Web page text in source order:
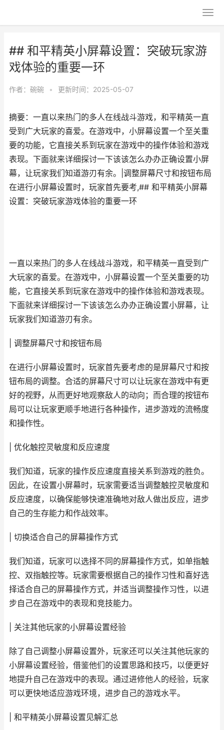
## 和平精英小屏幕设置：突破玩家游
戏体验的重要一环
作者： 碗碗 • 更新时间：2025-05-07
摘要：一直以来热门的多人在线战斗游戏，和平精英一直
受到广大玩家的喜爱。在游戏中，小屏幕设置一个至关重
要的功能，它直接关系到玩家在游戏中的操作体验和游戏
表现。下面就来详细探讨一下该该怎么办办正确设置小屏
幕，让玩家我们知道游刃有余。|调整屏幕尺寸和按钮布局
在进行小屏幕设置时，玩家首先要考,## 和平精英小屏幕
设置：突破玩家游戏体验的重要一环
一直以来热门的多人在线战斗游戏，和平精英一直受到广
大玩家的喜爱。在游戏中，小屏幕设置一个至关重要的功
能，它直接关系到玩家在游戏中的操作体验和游戏表现。
下面就来详细探讨一下该该怎么办办正确设置小屏幕，让
玩家我们知道游刃有余。
| 调整屏幕尺寸和按钮布局
在进行小屏幕设置时，玩家首先要考虑的是屏幕尺寸和按
钮布局的调整。合适的屏幕尺寸可以让玩家在游戏中有更
好的视野，从而更好地观察敌人的动向；而合理的按钮布
局可以让玩家更顺手地进行各种操作，进步游戏的流畅度
和操作性。
| 优化触控灵敏度和反应速度
我们知道，玩家的操作反应速度直接关系到游戏的胜负。
因此，在设置小屏幕时，玩家需要适当调整触控灵敏度和
反应速度，以确保能够快速准确地对敌人做出反应，进步
自己的生存能力和作战效率。
| 切换适合自己的屏幕操作方式
我们知道，玩家可以选择不同的屏幕操作方式，如单指触
控、双指触控等。玩家需要根据自己的操作习性和喜好选
择适合自己的屏幕操作方式，并适当调整操作习性，以进
步自己在游戏中的表现和竞技能力。
| 关注其他玩家的小屏幕设置经验
除了自己调整小屏幕设置外，玩家还可以关注其他玩家的
小屏幕设置经验，借鉴他们的设置思路和技巧，以便更好
地提升自己在游戏中的表现。通过进修他人的经验，玩家
可以更快地适应游戏环境，进步自己的游戏水平。
| 和平精英小屏幕设置见解汇总